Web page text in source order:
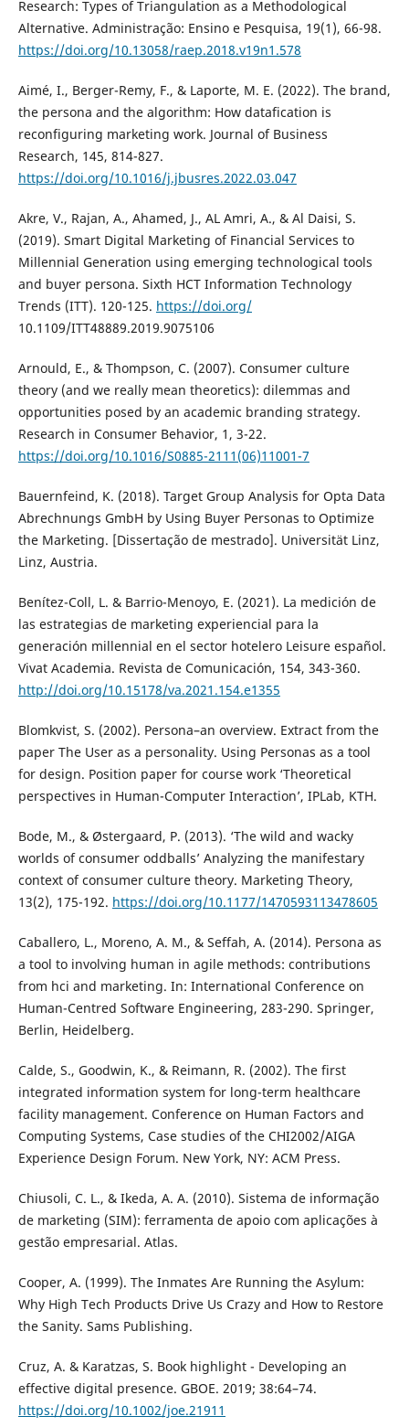
Research: Types of Triangulation as a Methodological
Alternative. Administração: Ensino e Pesquisa, 19(1), 66-98.
https://doi.org/10.13058/raep.2018.v19n1.578
Aimé, I., Berger-Remy, F., & Laporte, M. E. (2022). The brand,
the persona and the algorithm: How datafication is
reconfiguring marketing work. Journal of Business
Research, 145, 814-827.
https://doi.org/10.1016/j.jbusres.2022.03.047
Akre, V., Rajan, A., Ahamed, J., AL Amri, A., & Al Daisi, S.
(2019). Smart Digital Marketing of Financial Services to
Millennial Generation using emerging technological tools
and buyer persona. Sixth HCT Information Technology
Trends (ITT). 120-125. https://doi.org/
10.1109/ITT48889.2019.9075106
Arnould, E., & Thompson, C. (2007). Consumer culture
theory (and we really mean theoretics): dilemmas and
opportunities posed by an academic branding strategy.
Research in Consumer Behavior, 1, 3-22.
https://doi.org/10.1016/S0885-2111(06)11001-7
Bauernfeind, K. (2018). Target Group Analysis for Opta Data
Abrechnungs GmbH by Using Buyer Personas to Optimize
the Marketing. [Dissertação de mestrado]. Universität Linz,
Linz, Austria.
Benítez-Coll, L. & Barrio-Menoyo, E. (2021). La medición de
las estrategias de marketing experiencial para la
generación millennial en el sector hotelero Leisure español.
Vivat Academia. Revista de Comunicación, 154, 343-360.
http://doi.org/10.15178/va.2021.154.e1355
Blomkvist, S. (2002). Persona–an overview. Extract from the
paper The User as a personality. Using Personas as a tool
for design. Position paper for course work ‘Theoretical
perspectives in Human-Computer Interaction’, IPLab, KTH.
Bode, M., & Østergaard, P. (2013). ‘The wild and wacky
worlds of consumer oddballs’ Analyzing the manifestary
context of consumer culture theory. Marketing Theory,
13(2), 175-192. https://doi.org/10.1177/1470593113478605
Caballero, L., Moreno, A. M., & Seffah, A. (2014). Persona as
a tool to involving human in agile methods: contributions
from hci and marketing. In: International Conference on
Human-Centred Software Engineering, 283-290. Springer,
Berlin, Heidelberg.
Calde, S., Goodwin, K., & Reimann, R. (2002). The first
integrated information system for long-term healthcare
facility management. Conference on Human Factors and
Computing Systems, Case studies of the CHI2002/AIGA
Experience Design Forum. New York, NY: ACM Press.
Chiusoli, C. L., & Ikeda, A. A. (2010). Sistema de informação
de marketing (SIM): ferramenta de apoio com aplicações à
gestão empresarial. Atlas.
Cooper, A. (1999). The Inmates Are Running the Asylum:
Why High Tech Products Drive Us Crazy and How to Restore
the Sanity. Sams Publishing.
Cruz, A. & Karatzas, S. Book highlight - Developing an
effective digital presence. GBOE. 2019; 38:64–74.
https://doi.org/10.1002/joe.21911